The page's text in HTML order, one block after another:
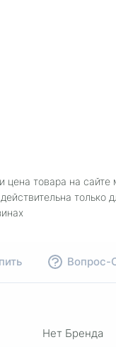
цена товара на сайте
только
Вопрос-
Нет Бренда